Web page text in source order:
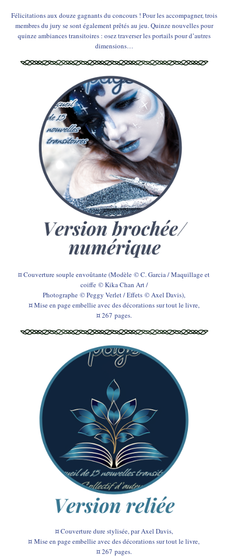
Félicitations aux douze gagnants du concours ! Pour les accompagner, trois
membres du jury se sont également prêtés au jeu. Quinze nouvelles pour
quinze ambiances transitoires : osez traverser les portails pour d’autres
dimensions…
¤ Couverture souple envoûtante (Modèle © C. Garcia / Maquillage et
coiffe © Kika Chan Art /
Photographe © Peggy Verlet / Effets © Axel Davis),
¤ Mise en page embellie avec des décorations sur tout le livre,
¤ 267 pages.
¤ Couverture dure stylisée,par Axel Davis,
¤ Mise en page embellie avec des décorations sur tout le livre,
¤ 267 pages.